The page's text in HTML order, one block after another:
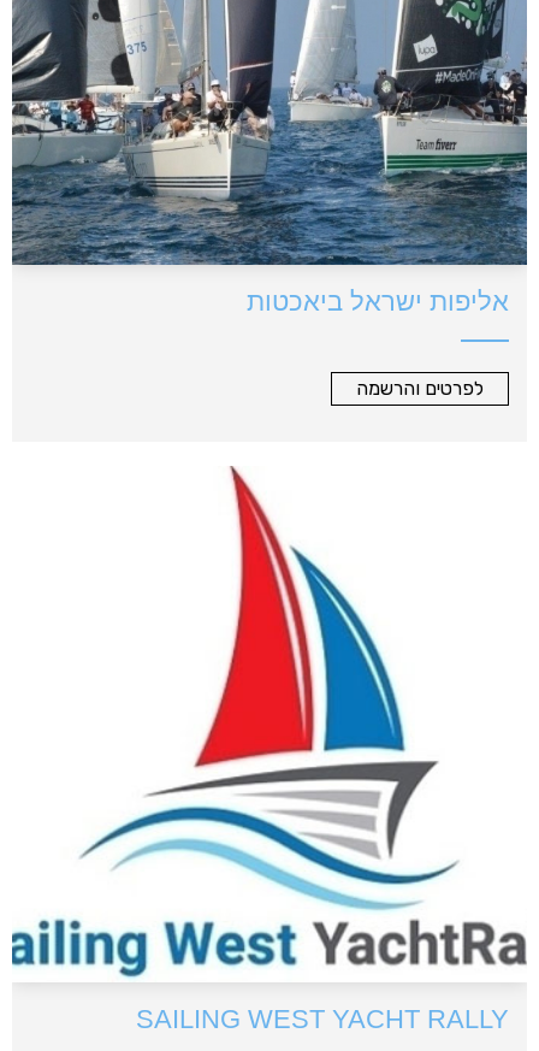
אליפות ישראל ביאכטות
לפרטים והרשמה
SAILING WEST YACHT RALLY